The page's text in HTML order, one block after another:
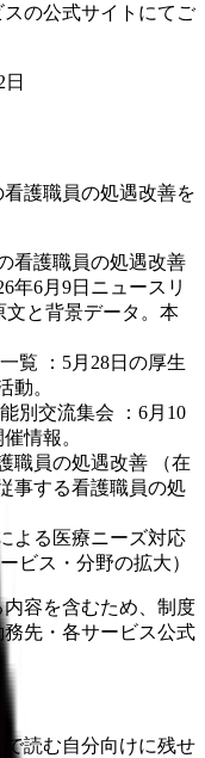
の公式サイトにてご
護職員の処遇改善を
看護職員の処遇改善
年6月9日ニュースリ
文と背景データ。本
覧 ：5月28日の厚生
動。
別交流集会 ：6月10
情報。
職員の処遇改善 （在
事する看護職員の処
よる医療ニーズ対応
ビス・分野の拡大）
容を含むため、制度
先・各サービス公式
読む自分向けに残せ